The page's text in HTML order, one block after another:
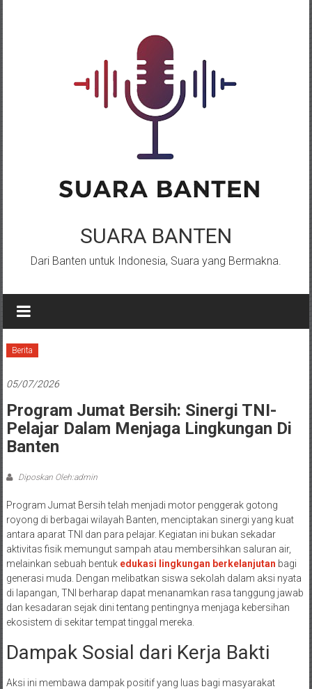
SUARA BANTEN
Dari Banten untuk Indonesia, Suara yang Bermakna.
Berita
05/07/2026
Program Jumat Bersih: Sinergi TNI-
Pelajar Dalam Menjaga Lingkungan Di
Banten
Diposkan Oleh:admin
Program Jumat Bersih telah menjadi motor penggerak gotong
royong di berbagai wilayah Banten, menciptakan sinergi yang kuat
antara aparat TNI dan para pelajar. Kegiatan ini bukan sekadar
aktivitas fisik memungut sampah atau membersihkan saluran air,
melainkan sebuah bentuk edukasi lingkungan berkelanjutan bagi
generasi muda. Dengan melibatkan siswa sekolah dalam aksi nyata
di lapangan, TNI berharap dapat menanamkan rasa tanggung jawab
dan kesadaran sejak dini tentang pentingnya menjaga kebersihan
ekosistem di sekitar tempat tinggal mereka.
Dampak Sosial dari Kerja Bakti
Aksi ini membawa dampak positif yang luas bagi masyarakat